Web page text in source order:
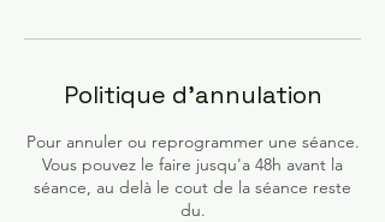
Politique d'annulation
Pour annuler ou reprogrammer une séance.
Vous pouvez le faire jusqu'a 48h avant la
séance, au delà le cout de la séance reste
du.